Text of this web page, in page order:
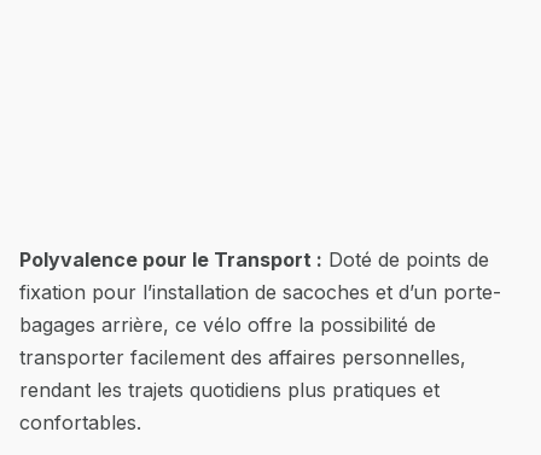
Polyvalence pour le Transport : Doté de points de
fixation pour l’installation de sacoches et d’un porte-
bagages arrière, ce vélo offre la possibilité de
transporter facilement des affaires personnelles,
rendant les trajets quotidiens plus pratiques et
confortables.